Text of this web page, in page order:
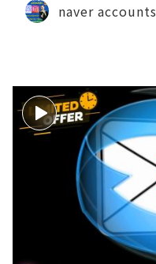
naver accounts